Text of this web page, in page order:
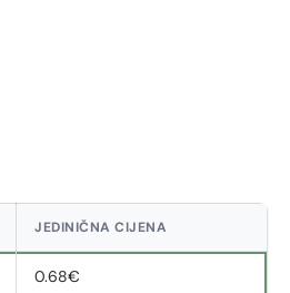
JEDINIČNA CIJENA
0.68€